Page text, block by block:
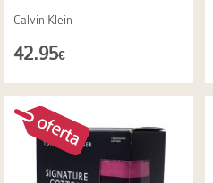
Calvin Klein
42.95€